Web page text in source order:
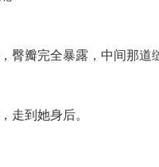
瓣完全暴露，中间那道
到她身后。